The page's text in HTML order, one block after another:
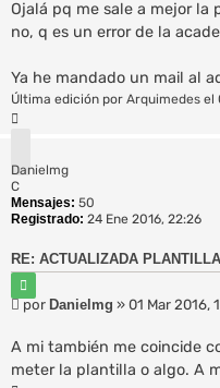
r
n
s
a
e
Ojalá pq me sale a mejor la
no, q es un error de la
Ya he mandado un mail al
Última edición por Arquimedes el
i
b
a
Danielmg
C
Mensajes: 50
Registrado: 24 Ene 2016, 22:26
RE: ACTUALIZADA PLANTILLA
i
t
r
M
a
por Danielmg » 01 Mar 2016,
A mi también me coincide
meter la plantilla o algo. A